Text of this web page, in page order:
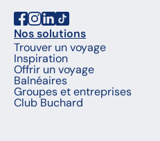
Nos solutions
Trouver un voyage
Inspiration
Offrir un voyage
Balnéaires
Groupes et entreprises
Club Buchard